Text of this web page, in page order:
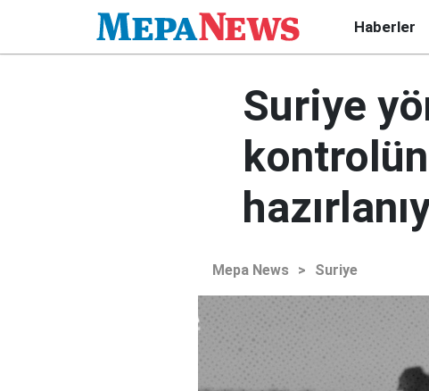
Haberler
Suriye
Mepa News > Suriye